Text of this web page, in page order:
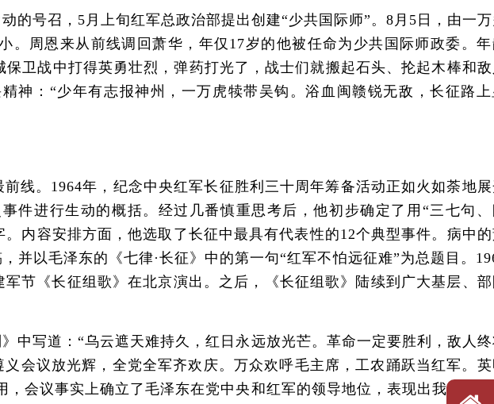
号召，5月上旬红军总政治部提出创建“少共国际师”。8月5日，由一
周恩来从前线调回萧华，年仅17岁的他被任命为少共国际师政委。
卫战中打得英勇壮烈，弹药打光了，战士们就搬起石头、抡起木棒和
神：“少年有志报神州，一万虎犊带吴钩。浴血闽赣锐无敌，长征路
。1964年，纪念中央红军长征胜利三十周年筹备活动正如火如荼地
件进行生动的概括。经过几番慎重思考后，他初步确定了用“三七句
内容安排方面，他选取了长征中最具有代表性的12个典型事件。病中
以毛泽东的《七律·长征》中的第一句“红军不怕远征难”为总题目。
节《长征组歌》在北京演出。之后，《长征组歌》陆续到广大基层、
写道：“乌云遮天难持久，红日永远放光芒。革命一定要胜利，敌人
会议放光辉，全党全军齐欢庆。万众欢呼毛主席，工农踊跃当红军。
会议事实上确立了毛泽东在党中央和红军的领导地位，表现出我们党